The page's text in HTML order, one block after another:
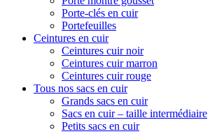
Porte-clés en cuir
Portefeuilles
Ceintures en cuir
Ceintures cuir noir
Ceintures cuir marron
Ceintures cuir rouge
Tous nos sacs en cuir
Grands sacs en cuir
Sacs en cuir – taille intermédiaire
Petits sacs en cuir